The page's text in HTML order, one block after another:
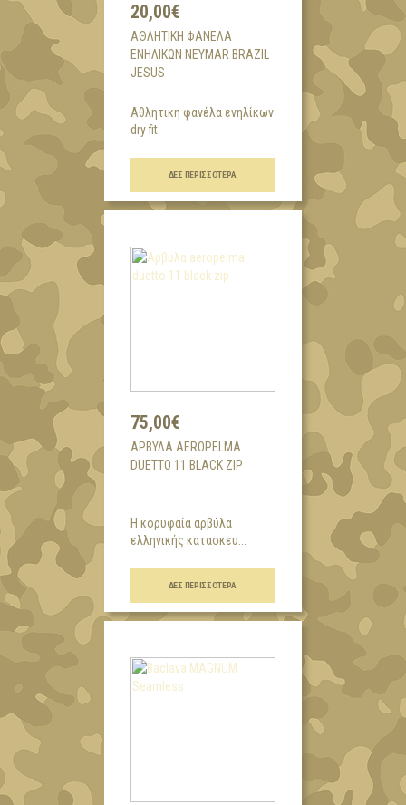
20,00€
AΘΛΗΤΙΚΗ ΦΑΝΕΛΑ
ΕΝΗΛΙΚΩΝ NEYMAR BRAZIL
JESUS
Αθλητικη φανέλα ενηλίκων
dry fit
...
ΔΕΣ ΠΕΡΙΣΣΌΤΕΡΑ
75,00€
AΡΒΥΛΑ AEROPELMA
DUETTO 11 BLACK ZIP
H κορυφαία αρβύλα
ελληνικής κατασκευ...
ΔΕΣ ΠΕΡΙΣΣΌΤΕΡΑ